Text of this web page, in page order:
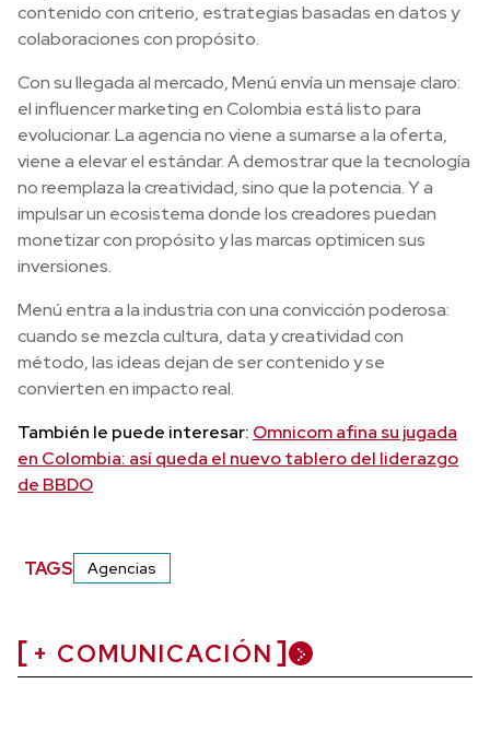
contenido con criterio, estrategias basadas en datos y
colaboraciones con propósito.
Con su llegada al mercado, Menú envía un mensaje claro:
el influencer marketing en Colombia está listo para
evolucionar. La agencia no viene a sumarse a la oferta,
viene a elevar el estándar. A demostrar que la tecnología
no reemplaza la creatividad, sino que la potencia. Y a
impulsar un ecosistema donde los creadores puedan
monetizar con propósito y las marcas optimicen sus
inversiones.
Menú entra a la industria con una convicción poderosa:
cuando se mezcla cultura, data y creatividad con
método, las ideas dejan de ser contenido y se
convierten en impacto real.
También le puede interesar: Omnicom afina su jugada
en Colombia: así queda el nuevo tablero del liderazgo
de BBDO
TAGS Agencias
+ COMUNICACIÓN